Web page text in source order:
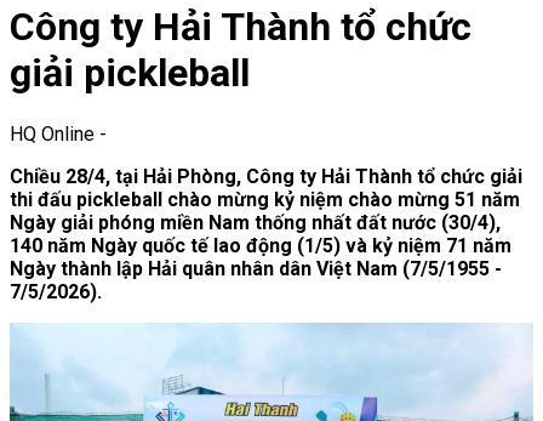
Công ty Hải Thành tổ chức
giải pickleball
HQ Online -
Chiều 28/4, tại Hải Phòng, Công ty Hải Thành tổ chức giải
thi đấu pickleball chào mừng kỷ niệm chào mừng 51 năm
Ngày giải phóng miền Nam thống nhất đất nước (30/4),
140 năm Ngày quốc tế lao động (1/5) và kỷ niệm 71 năm
Ngày thành lập Hải quân nhân dân Việt Nam (7/5/1955 -
7/5/2026).